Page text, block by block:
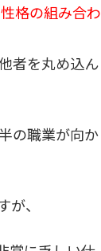
性格の組み合わ
者を丸め込ん
の職業が向か
、